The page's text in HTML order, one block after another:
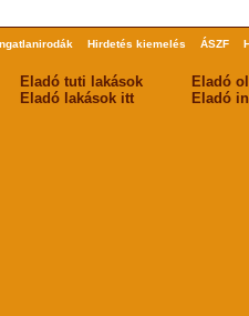
Hirdetés kiemelés ÁSZF
Eladó tuti lakások
Eladó
Eladó lakások itt Eladó